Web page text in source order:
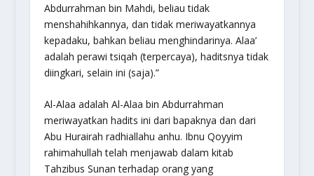
Abdurrahman bin Mahdi, beliau tidak
menshahihkannya, dan tidak meriwayatkannya
kepadaku, bahkan beliau menghindarinya. Alaa’
adalah perawi tsiqah (terpercaya), haditsnya tidak
diingkari, selain ini (saja).”
Al-Alaa adalah Al-Alaa bin Abdurrahman
meriwayatkan hadits ini dari bapaknya dan dari
Abu Hurairah radhiallahu anhu. Ibnu Qoyyim
rahimahullah telah menjawab dalam kitab
Tahzibus Sunan terhadap orang yang